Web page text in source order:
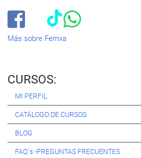
Más sobre Femxa
CURSOS:
MI PERFIL
CATÁLOGO DE CURSOS
BLOG
FAQ´s -PREGUNTAS FRECUENTES